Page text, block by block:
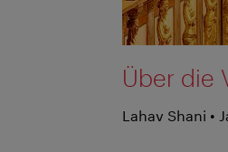
Über die
Lahav Shani •